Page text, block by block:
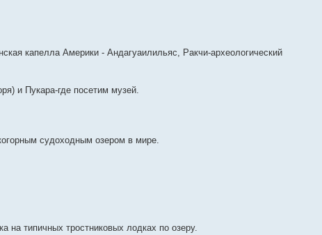
капелла Америки - Андагуаилильяс, Ракчи-археологический
и Пукара-где посетим музей.
судоходным озером в мире.
типичных тростниковых лодках по озеру.